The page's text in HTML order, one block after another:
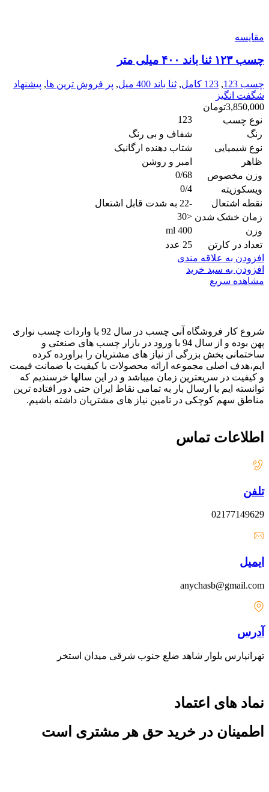
مقایسه
چسب ۱۲۳ ثنا باند ۴۰۰ میلی متر
چسب 123 , 123 کامل , ثنا باند 400 میل , پر فروش ترین ها, پیشنهاد
شگفت انگیز
3,850,000تومان
نوع چسب
123
رنگ
شفاف و بی رنگ
نوع شیمیایی
شتاب دهنده ارگانیک
ظاهر
امبر و روشن
وزن مخصوص
0/68
ویسکوزیته
0/4
نقطه اشتعال
-22 به شدت قابل اشتعال
زمان خشک شدن <30
وزن
400 ml
تعداد در کارتن
25 عدد
افزودن به علاقه مندی
افزودن به سبد خرید
مشاهده سریع
شروع کار فروشگاه آنی چسب در سال 92 با واردات چسب نواری
پهن بوده و از سال 94 با ورود در بازار چسب های صنعتی و
ساختمانی بخش بزرگی از نیاز های مشتریان را براورده کرده
ایم،هدف اصلی مجموعه ارائه محصولات با کیفیت با ضمانت قیمت
و کیفیت در سریعترین زمان میباشد و در این سالها خرسندیم که
توانسته ایم با ارسال بار به تمامی نقاط ایران حتی دور افتاده ترین
مناطق سهم کوچکی در تامین نیاز های مشتریان داشته باشیم.
اطلاعات تماس
تلفن
02177149629
ایمیل
anychasb@gmail.com
آدرس
تهرانپارس بلوار شاهد ضلع جنوب شرقی میدان استخر
نماد های اعتماد
اطمینان در خرید حق هر مشتری است